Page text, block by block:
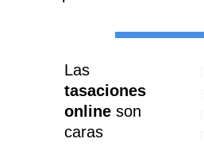
Las
tasaciones
online son
caras